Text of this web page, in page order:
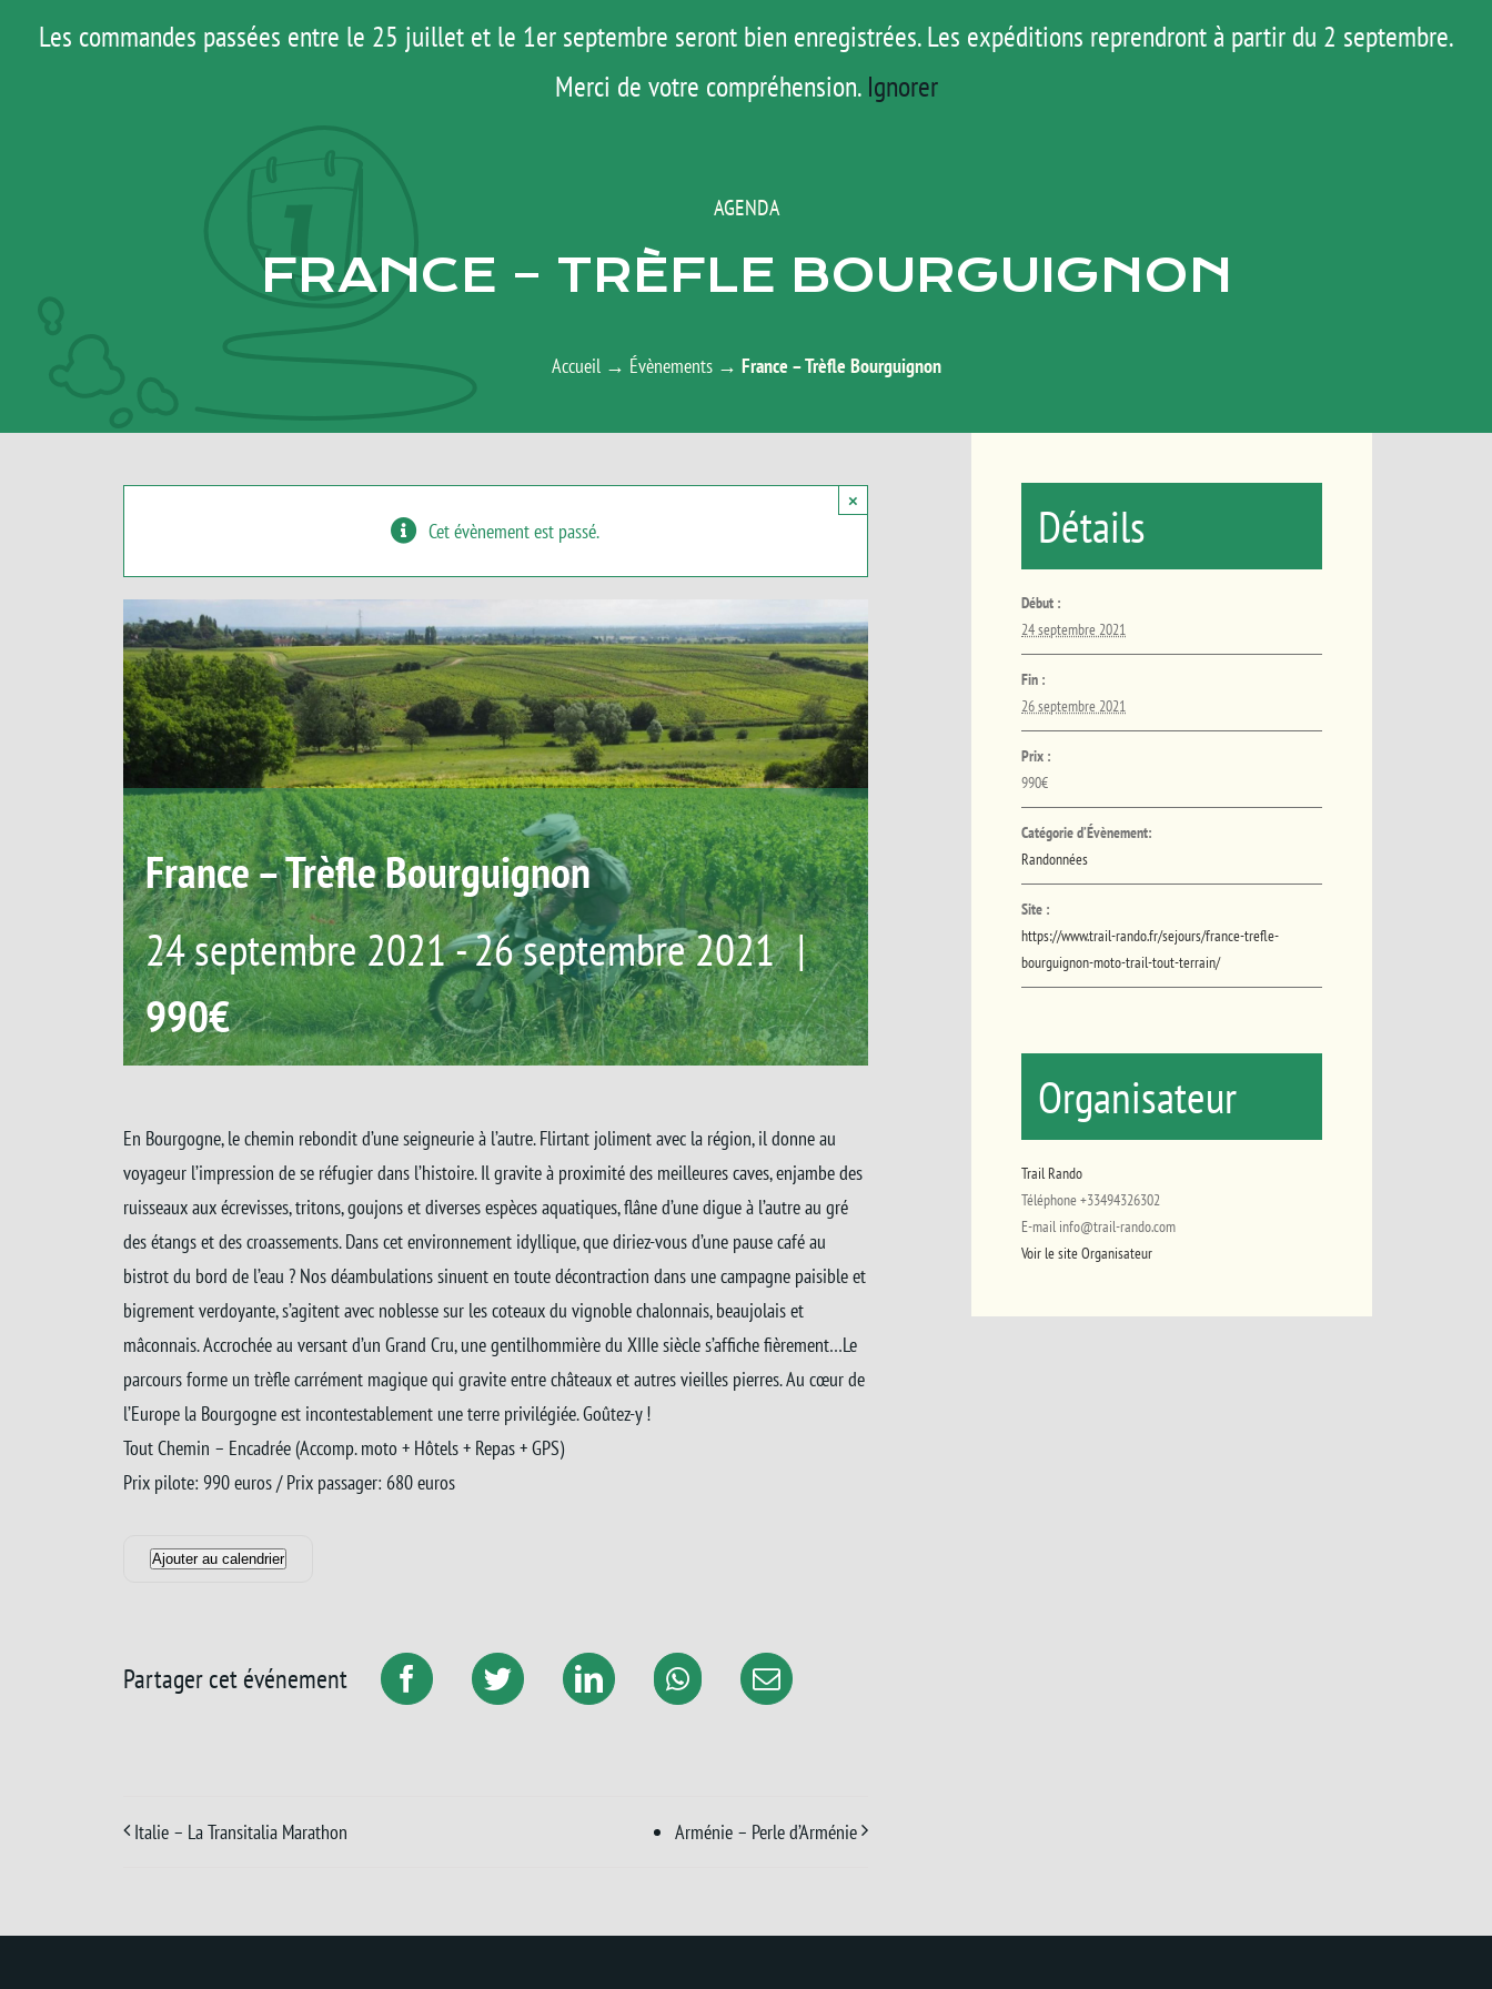
Les commandes passées entre le 25 juillet et le 1er septembre seront bien enregistrées. Les expéditions reprendront à partir du 2 septembre.
Merci de votre compréhension. Ignorer
ROAD TRIP ACTUS TESTS E-SHOP AGENDA MATOS TUTOS
AGENDA
FRANCE – TRÈFLE BOURGUIGNON
Accueil→ Évènements→ France – Trèfle Bourguignon
Cet évènement est passé.
×
France – Trèfle Bourguignon
24 septembre 2021-26 septembre 2021 |
990€
En Bourgogne, le chemin rebondit d’une seigneurie à l’autre. Flirtant joliment avec la région, il donne au
voyageur l’impression de se réfugier dans l’histoire. Il gravite à proximité des meilleures caves, enjambe des
ruisseaux aux écrevisses, tritons, goujons et diverses espèces aquatiques, flâne d’une digue à l’autre au gré
des étangs et des croassements. Dans cet environnement idyllique, que diriez-vous d’une pause café au
bistrot du bord de l’eau ? Nos déambulations sinuent en toute décontraction dans une campagne paisible et
bigrement verdoyante, s’agitent avec noblesse sur les coteaux du vignoble chalonnais, beaujolais et
mâconnais. Accrochée au versant d’un Grand Cru, une gentilhommière du XIIIe siècle s’affiche fièrement…Le
parcours forme un trèfle carrément magique qui gravite entre châteaux et autres vieilles pierres. Au cœur de
l’Europe la Bourgogne est incontestablement une terre privilégiée. Goûtez-y !
Tout Chemin – Encadrée (Accomp. moto + Hôtels + Repas + GPS)
Prix pilote: 990 euros / Prix passager: 680 euros
Ajouter au calendrier
Partager cet événement
Italie – La Transitalia Marathon Arménie – Perle d’Arménie
Détails
Début :
24 septembre 2021
Fin :
26 septembre 2021
Prix :
990€
Catégorie d’Évènement:
Randonnées
Site :
https://www.trail-rando.fr/sejours/france-trefle-
bourguignon-moto-trail-tout-terrain/
Organisateur
Trail Rando
Téléphone+33494326302
E-mail info@trail-rando.com
Voir le site Organisateur